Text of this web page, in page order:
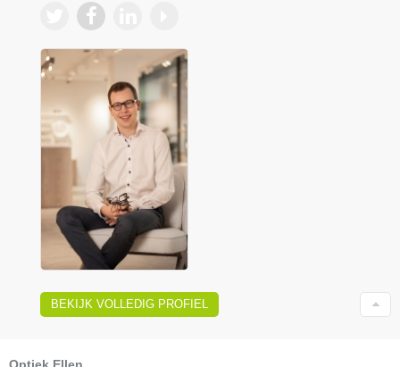
BEKIJK VOLLEDIG PROFIEL